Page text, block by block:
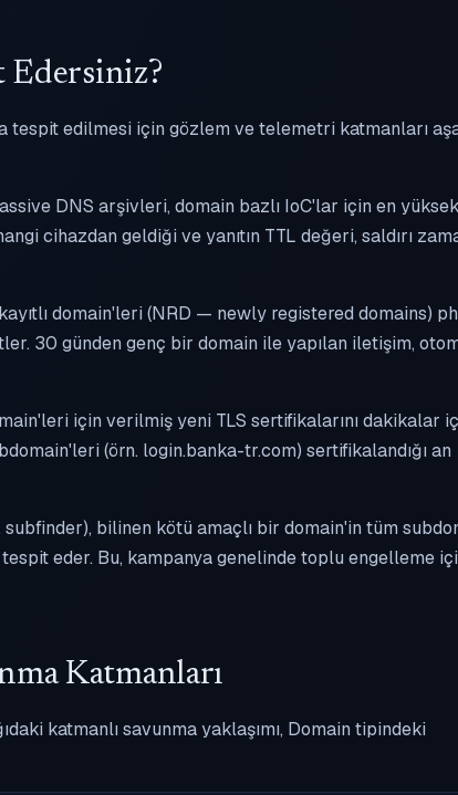
Edersiniz?
edilmesi için gözlem ve telemetri katmanları
DNS arşivleri, domain bazlı IoC'lar için en yüksek
cihazdan geldiği ve yanıtın TTL değeri, saldırı
domain'leri (NRD — newly registered domains)
30 günden genç bir domain ile yapılan iletişim,
için verilmiş yeni TLS sertifikalarını dakikalar
(örn. login.banka-tr.com) sertifikalandığı an
bilinen kötü amaçlı bir domain'in tüm
tespit eder. Bu, kampanya genelinde toplu engelleme
Katmanları
katmanlı savunma yaklaşımı, Domain tipindeki